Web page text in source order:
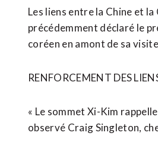
Les liens entre la Chine et
précédemment déclaré le
coréen en amont de sa
RENFORCEMENT DES
« Le sommet Xi-Kim
observé Craig Singleton,